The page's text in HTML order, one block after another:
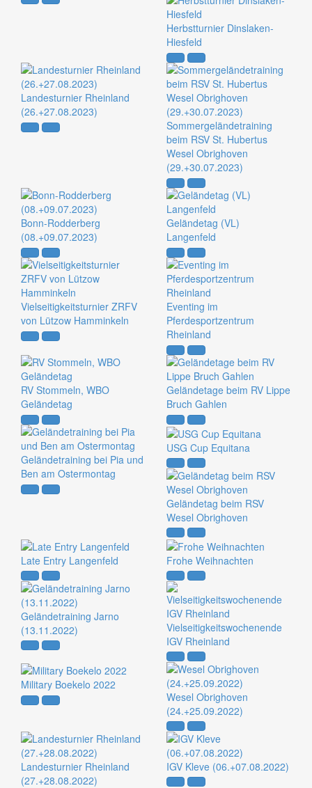
Herbstturnier Dinslaken-
Hiesfeld
Landesturnier Rheinland
(26.+27.08.2023)
Sommergeländetraining
beim RSV St. Hubertus
Wesel Obrighoven
(29.+30.07.2023)
Bonn-Rodderberg
(08.+09.07.2023)
Geländetag (VL)
Langenfeld
Vielseitigkeitsturnier ZRFV
von Lützow Hamminkeln
Eventing im
Pferdesportzentrum
Rheinland
RV Stommeln, WBO
Geländetag
Geländetage beim RV Lippe
Bruch Gahlen
Geländetraining bei Pia und
Ben am Ostermontag
USG Cup Equitana
Geländetag beim RSV
Wesel Obrighoven
Late Entry Langenfeld Frohe Weihnachten
Geländetraining Jarno
(13.11.2022)
Vielseitigkeitswochenende
IGV Rheinland
Military Boekelo 2022
Wesel Obrighoven
(24.+25.09.2022)
Landesturnier Rheinland
(27.+28.08.2022)
IGV Kleve (06.+07.08.2022)